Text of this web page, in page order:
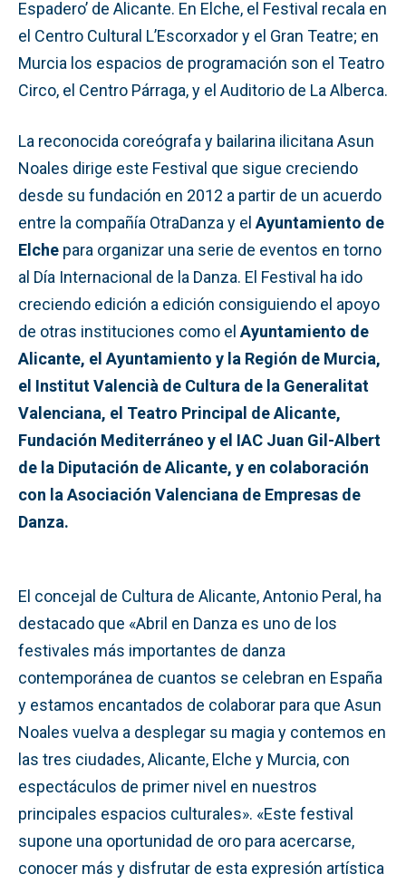
Espadero’ de Alicante. En Elche, el Festival recala en
el Centro Cultural L’Escorxador y el Gran Teatre; en
Murcia los espacios de programación son el Teatro
Circo, el Centro Párraga, y el Auditorio de La Alberca.
La reconocida coreógrafa y bailarina ilicitana Asun
Noales dirige este Festival que sigue creciendo
desde su fundación en 2012 a partir de un acuerdo
entre la compañía OtraDanza y el Ayuntamiento de
Elche para organizar una serie de eventos en torno
al Día Internacional de la Danza. El Festival ha ido
creciendo edición a edición consiguiendo el apoyo
de otras instituciones como el Ayuntamiento de
Alicante, el Ayuntamiento y la Región de Murcia,
el Institut Valencià de Cultura de la Generalitat
Valenciana, el Teatro Principal de Alicante,
Fundación Mediterráneo y el IAC Juan Gil-Albert
de la Diputación de Alicante, y en colaboración
con la Asociación Valenciana de Empresas de
Danza.
El concejal de Cultura de Alicante, Antonio Peral, ha
destacado que «Abril en Danza es uno de los
festivales más importantes de danza
contemporánea de cuantos se celebran en España
y estamos encantados de colaborar para que Asun
Noales vuelva a desplegar su magia y contemos en
las tres ciudades, Alicante, Elche y Murcia, con
espectáculos de primer nivel en nuestros
principales espacios culturales». «Este festival
supone una oportunidad de oro para acercarse,
conocer más y disfrutar de esta expresión artística